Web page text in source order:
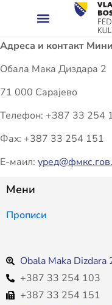
Адреса и контакт
Обала Мака Диздара 2
71 000 Сарајево
Телефон: +387 33 254
Фаx: +387 33 254 151
Е-маил:
Мени
Прописи
Obala Maka Dizdara
+387 33 254 103
+387 33 254 151